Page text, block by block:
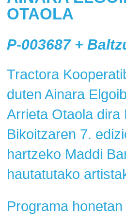
OTAOLA
P-003687 +
Tractora
duten Ainara
Arrieta Otaola dira
Bikoitzaren 7.
hartzeko Maddi
hautatutako
Programa